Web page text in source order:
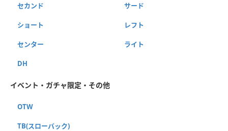
セカンド サード
ショート レフト
センター ライト
DH
イベント・ガチャ限定・その他
OTW
TB(スローバック)